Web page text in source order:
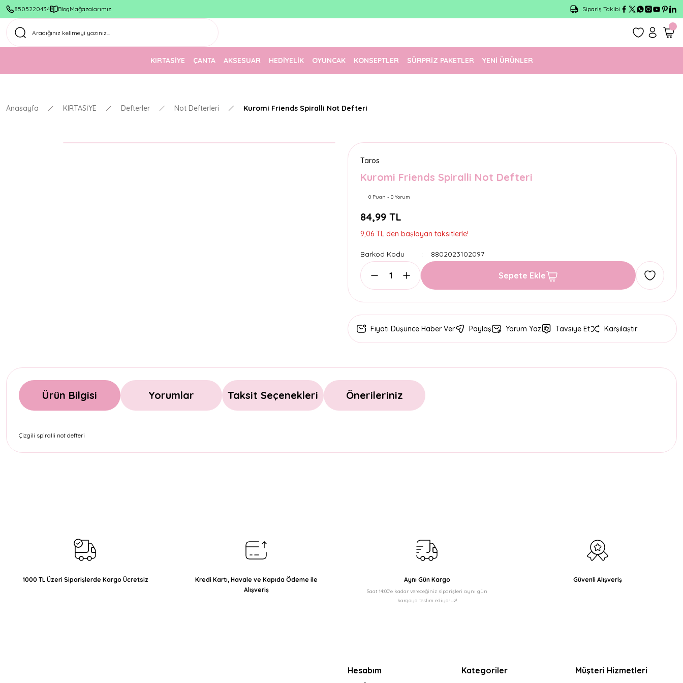
8505220434 BlogMağazalarımız
1500 TL Üzeri Ücretsiz Kargo
Sipariş Takibi
KIRTASİYE ÇANTA AKSESUAR HEDİYELİK OYUNCAK KONSEPTLER SÜRPRİZ PAKETLER YENİ ÜRÜNLER
Anasayfa KIRTASİYE Defterler Not Defterleri Kuromi Friends Spiralli Not Defteri
Taros
Kuromi Friends Spiralli Not Defteri
0 Puan - 0 Yorum
84,99 TL
9,06 TL den başlayan taksitlerle!
Barkod Kodu 8802023102097
Sepete Ekle
Fiyatı Düşünce Haber Ver Paylaş Yorum Yaz Tavsiye Et Karşılaştır
Ürün Bilgisi Yorumlar Taksit Seçenekleri Önerileriniz
Çizgili spiralli not defteri
Ürün fiyatı diğer sitelerden daha pahalı.
Bu ürüne benzer farklı alternatifler olmalı.
1000 TL Üzeri Siparişlerde Kargo Ücretsiz
Kredi Kartı, Havale ve Kapıda Ödeme ile
Alışveriş
Aynı Gün Kargo
Saat 14:00'e kadar vereceğiniz siparişleri aynı gün
kargoya teslim ediyoruz!
Güvenli Alışveriş
Hesabım Kategoriler Müşteri Hizmetleri